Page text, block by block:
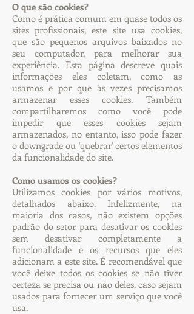
O que são cookies?
Como é prática comum em quase todos os
sites profissionais, este site usa cookies,
que são pequenos arquivos baixados no
seu computador, para melhorar sua
experiência. Esta página descreve quais
informações eles coletam, como as
usamos e por que às vezes precisamos
armazenar esses cookies. Também
compartilharemos como você pode
impedir que esses cookies sejam
armazenados, no entanto, isso pode fazer
o downgrade ou 'quebrar' certos elementos
da funcionalidade do site.
Como usamos os cookies?
Utilizamos cookies por vários motivos,
detalhados abaixo. Infelizmente, na
maioria dos casos, não existem opções
padrão do setor para desativar os cookies
sem desativar completamente a
funcionalidade e os recursos que eles
adicionam a este site. É recomendável que
você deixe todos os cookies se não tiver
certeza se precisa ou não deles, caso sejam
usados ​​para fornecer um serviço que você
usa.